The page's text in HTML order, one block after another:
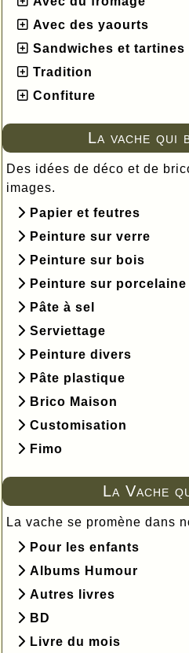
Avec des yaourts
Sandwiches et tartines
Tradition
Confiture
La vache qui
Des idées de déco et de
images.
Papier et feutres
Peinture sur verre
Peinture sur bois
Peinture sur porcelaine
Pâte à sel
Serviettage
Peinture divers
Pâte plastique
Brico Maison
Customisation
Fimo
La Vache
La vache se promène dans
Pour les enfants
Albums Humour
Autres livres
BD
Livre du mois